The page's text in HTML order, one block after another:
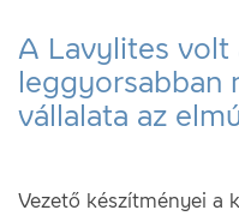
A Lavylites volt
leggyorsabban
vállalata az
Vezető készítményei a